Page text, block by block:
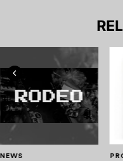
NEWS